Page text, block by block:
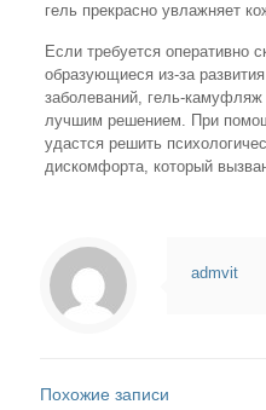
гель прекрасно увлажняет
Если требуется оперативно
образующиеся из-за
заболеваний, гель-
лучшим решением. При
удастся решить
дискомфорта, который
admvit
Похожие записи